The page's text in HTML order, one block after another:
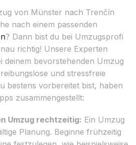
von Münster nach Trenčín
nach einem passenden
? Dann bist du bei Umzugsprofi
richtig! Unsere Experten
deinem bevorstehenden Umzug
und stressfreie
bestens vorbereitet bist, haben
zusammengestellt:
Umzug rechtzeitig: Ein Umzug
Planung. Beginne frühzeitig